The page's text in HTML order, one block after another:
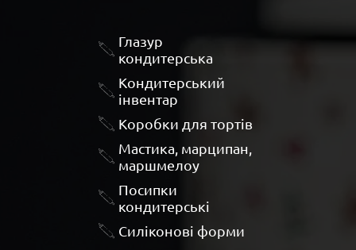
Глазур
кондитерська
Кондитерський
інвентар
Коробки для тортів
Мастика, марципан,
маршмелоу
Посипки
кондитерські
Силіконові форми